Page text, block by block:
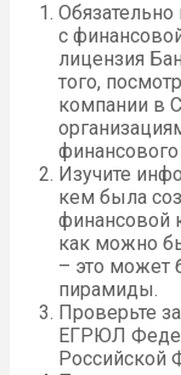
Обязательно
с
лицензия
того,
компании в
Изучите
кем была
финансовой
как можно
– это может
пирамиды.
Проверьте
ЕГРЮЛ
Российской